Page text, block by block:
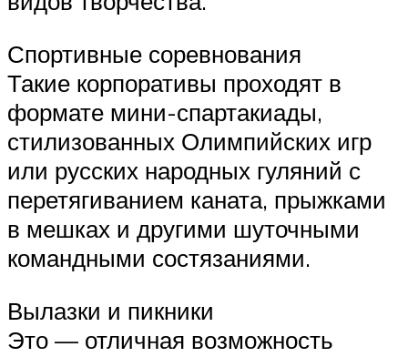
Спортивные соревнования
Такие корпоративы проходят в
формате мини-спартакиады,
стилизованных Олимпийских игр
или русских народных гуляний с
перетягиванием каната, прыжками
в мешках и другими шуточными
командными состязаниями.
Вылазки и пикники
Это — отличная возможность